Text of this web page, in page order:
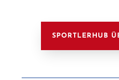
SPORTLERHUB